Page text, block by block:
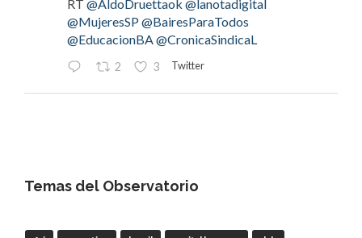
RT @AldoDruettaok @lanotadigital
@MujeresSP@BairesParaTodos
@EducacionBA@CronicaSindicaL
2 3 Twitter
Orgánica del#BCRA
Temas del Observatorio